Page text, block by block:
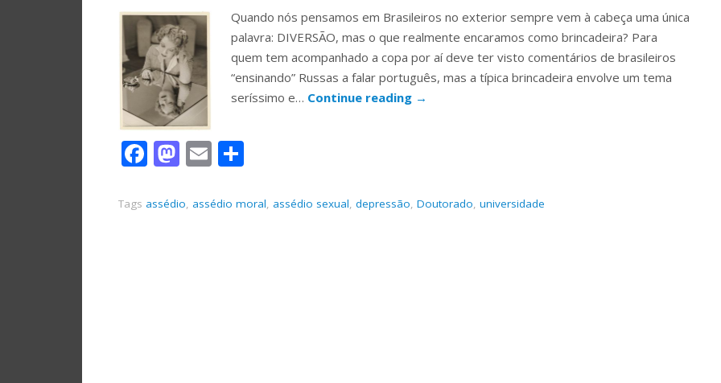
Quando nós pensamos em Brasileiros no exterior sempre vem à cabeça uma única
palavra: DIVERSÃO, mas o que realmente encaramos como brincadeira? Para
quem tem acompanhado a copa por aí deve ter visto comentários de brasileiros
“ensinando” Russas a falar português, mas a típica brincadeira envolve um tema
seríssimo e… Continue reading →
Facebook
Mastodon
Email
Tags assédio, assédio moral, assédio sexual, depressão, Doutorado, universidade